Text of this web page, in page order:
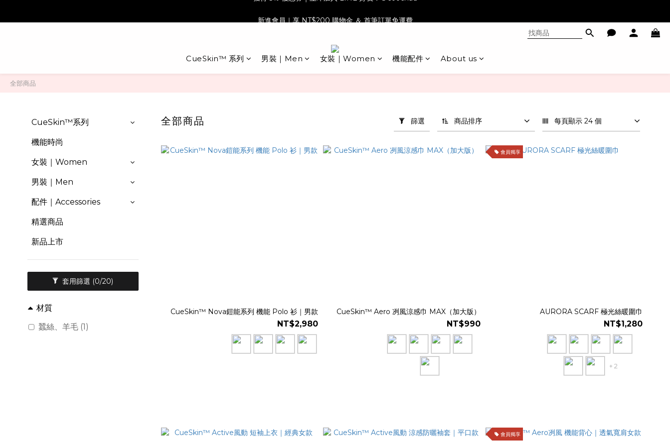
CueSkin™ 系列 男裝｜Men 女裝｜Women 機能配件 About us
全部商品
CueSkin™系列
機能時尚
女裝｜Women
男裝｜Men
配件｜Accessories
精選商品
新品上市
套用篩選 (0/20)
材質
蠶絲、羊毛 (1)
全部商品 篩選 商品排序 每頁顯示 24 個
CueSkin™ Nova鎧能系列 機能 Polo 衫｜男款
NT$2,980
CueSkin™ Aero 冽風涼感巾 MAX（加大版）
NT$990
會員獨享
AURORA SCARF 極光絲暖圍巾
NT$1,280
+ 2
會員獨享